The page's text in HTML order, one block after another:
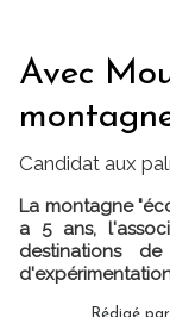
Avec
Candidat aux
La montagne
a 5 ans,
destinations
Rédigé par